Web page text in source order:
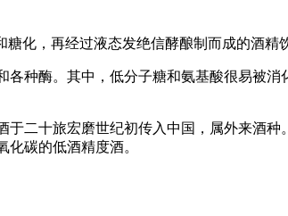
化，再经过液态发绝信酵酿制而成的酒精
种酶。其中，低分子糖和氨基酸很易被
二十旅宏磨世纪初传入中国，属外来酒种
碳的低酒精度酒。